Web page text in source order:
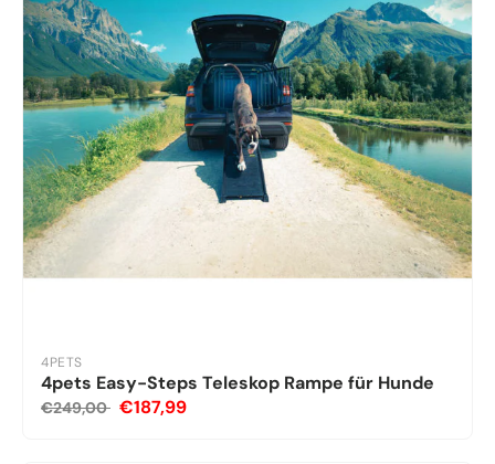
4PETS
4pets Easy-Steps Teleskop Rampe für Hunde
€249,00 €187,99